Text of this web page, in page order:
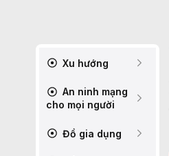
Xu hướng
An ninh mạng
cho mọi người
Đồ gia dụng